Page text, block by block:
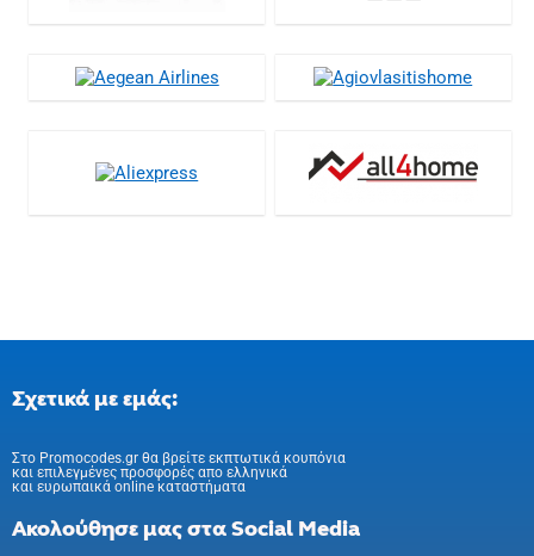
Σχετικά με εμάς:
Στo Promocodes.gr θα βρείτε εκπτωτικά κουπόνια
και επιλεγμένες προσφορές απο ελληνικά
και ευρωπαικά online καταστήματα
Ακολούθησε μας στα Social Media